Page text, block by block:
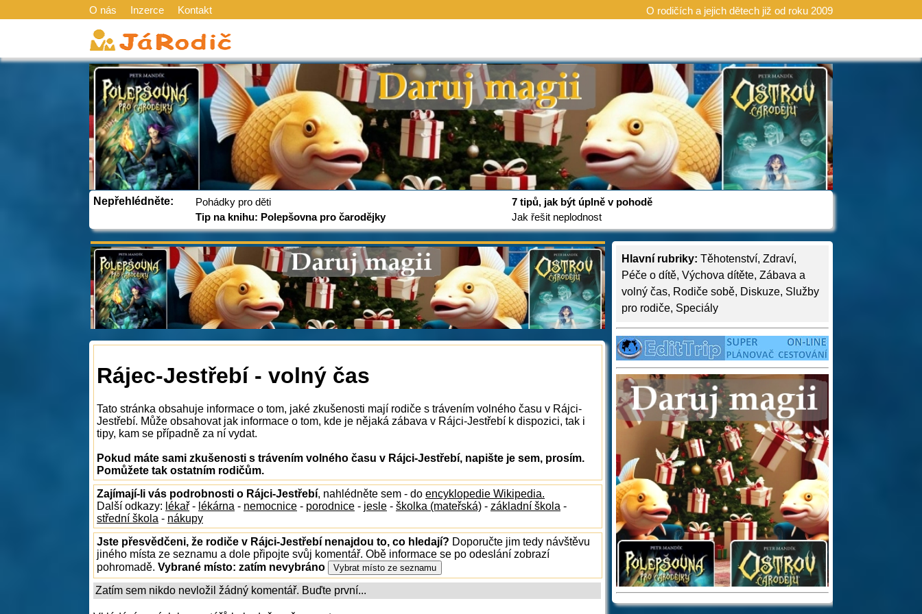
O nás Inzerce Kontakt O rodičích a jejich dětech již od roku 2009
Nepřehlédněte:
Pohádky pro děti
Tip na knihu: Polepšovna pro čarodějky
7 tipů, jak být úplně v pohodě
Jak řešit neplodnost
Hlavní rubriky: Těhotenství, Zdraví,
Péče o dítě, Výchova dítěte, Zábava a
volný čas, Rodiče sobě, Diskuze, Služby
pro rodiče, Speciály
Rájec-Jestřebí - volný čas
Tato stránka obsahuje informace o tom, jaké zkušenosti mají rodiče s trávením volného času v Rájci-
Jestřebí. Může obsahovat jak informace o tom, kde je nějaká zábava v Rájci-Jestřebí k dispozici, tak i
tipy, kam se případně za ní vydat.
Pokud máte sami zkušenosti s trávením volného času v Rájci-Jestřebí, napište je sem, prosím.
Pomůžete tak ostatním rodičům.
Zajímají-li vás podrobnosti o Rájci-Jestřebí, nahlédněte sem - do encyklopedie Wikipedia.
Další odkazy: lékař - lékárna - nemocnice - porodnice - jesle - školka (mateřská) - základní škola -
střední škola - nákupy
Jste přesvědčeni, že rodiče v Rájci-Jestřebí nenajdou to, co hledají? Doporučte jim tedy návštěvu
jiného místa ze seznamu a dole připojte svůj komentář. Obě informace se po odeslání zobrazí
pohromadě. Vybrané místo: zatím nevybráno
Zatím sem nikdo nevložil žádný komentář. Buďte první...